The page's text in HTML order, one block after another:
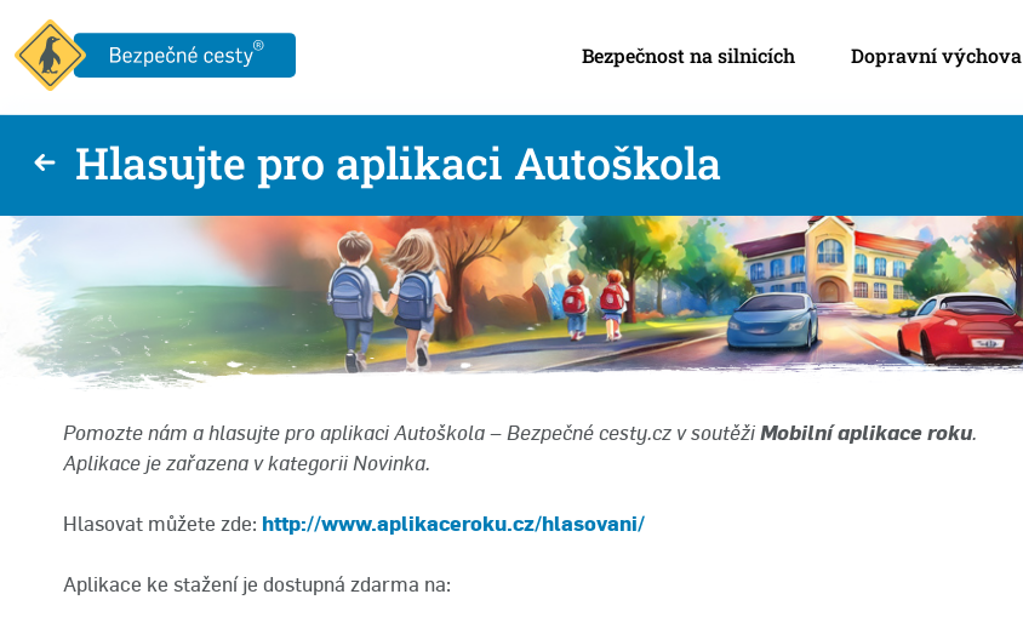
Bezpečnost na silnicích Dopravní výchova
Hlasujte pro aplikaci Autoškola
Pomozte nám a hlasujte pro aplikaci Autoškola – Bezpečné cesty.cz v soutěži Mobilní aplikace roku.
Aplikace je zařazena v kategorii Novinka.
Hlasovat můžete zde: http://www.aplikaceroku.cz/hlasovani/
Aplikace ke stažení je dostupná zdarma na: